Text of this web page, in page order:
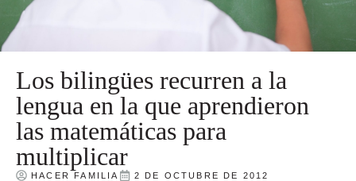
Los bilingües recurren a la
lengua en la que aprendieron
las matemáticas para
multiplicar
HACER FAMILIA 2 DE OCTUBRE DE 2012